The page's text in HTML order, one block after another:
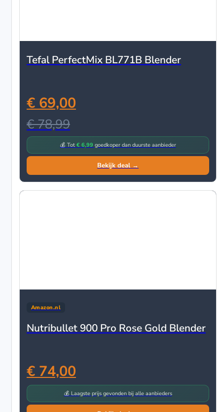
Tefal PerfectMix BL771B Blender
€ 69,00
€ 78,99
💰 Tot € 6,99 goedkoper dan duurste aanbieder
Bekijk deal →
Amazon.nl
Nutribullet 900 Pro Rose Gold Blender
€ 74,00
💰 Laagste prijs gevonden bij alle aanbieders